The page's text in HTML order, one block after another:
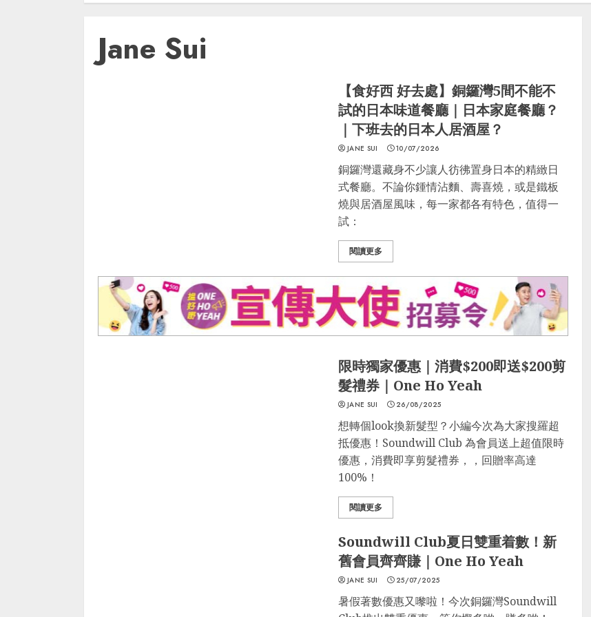
Jane Sui
【食好西 好去處】銅鑼灣5間不能不
試的日本味道餐廳｜日本家庭餐廳？
｜下班去的日本人居酒屋？
JANE SUI 10/07/2026
銅鑼灣還藏身不少讓人彷彿置身日本的精緻日
式餐廳。不論你鍾情沾麵、壽喜燒，或是鐵板
燒與居酒屋風味，每一家都各有特色，值得一
試：
閱讀更多
限時獨家優惠｜消費$200即送$200剪
髮禮券｜One Ho Yeah
JANE SUI 26/08/2025
想轉個look換新髮型？小編今次為大家搜羅超
抵優惠！Soundwill Club 為會員送上超值限時
優惠，消費即享剪髮禮券，，回贈率高達
100%！
閱讀更多
Soundwill Club夏日雙重着數！新
舊會員齊齊賺｜One Ho Yeah
JANE SUI 25/07/2025
暑假著數優惠又嚟啦！今次銅鑼灣Soundwill